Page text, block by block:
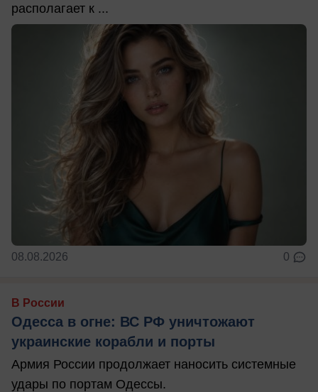
располагает к ...
08.08.2026 0
В России
Одесса в огне: ВС РФ уничтожают
украинские корабли и порты
Армия России продолжает наносить системные
удары по портам Одессы.